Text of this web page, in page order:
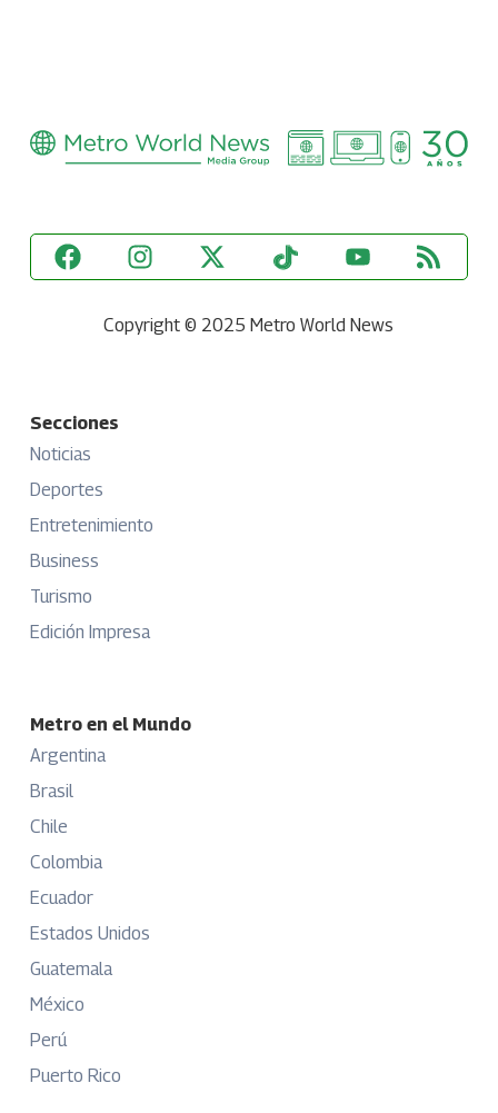
Copyright © 2025 Metro World News
Secciones
Noticias
Deportes
Entretenimiento
Business
Turismo
Edición Impresa
Metro en el Mundo
Argentina
Brasil
Chile
Colombia
Ecuador
Estados Unidos
Guatemala
México
Perú
Puerto Rico